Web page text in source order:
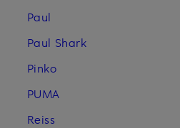
Paul
Paul Shark
Pinko
PUMA
Reiss